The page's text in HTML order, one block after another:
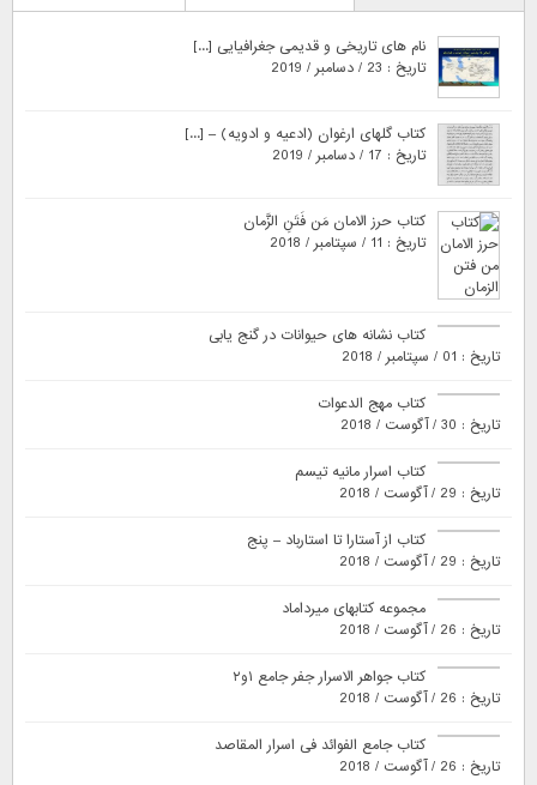
نام های تاریخی و قدیمی جغرافیایی [...]
تاریخ : 23 / دسامبر / 2019
کتاب گلهای ارغوان (ادعیه و ادویه) – [...]
تاریخ : 17 / دسامبر / 2019
کتاب حرز الامان مَن فَتَنِ الزَّمان
تاریخ : 11 / سپتامبر / 2018
کتاب نشانه های حیوانات در گنج یابی
تاریخ : 01 / سپتامبر / 2018
کتاب مهج الدعوات
تاریخ : 30 / آگوست / 2018
کتاب اسرار مانیه تیسم
تاریخ : 29 / آگوست / 2018
کتاب از آستارا تا استارباد – پنج
تاریخ : 29 / آگوست / 2018
مجموعه کتابهای میرداماد
تاریخ : 26 / آگوست / 2018
کتاب جواهر الاسرار جفر جامع ۱و۲
تاریخ : 26 / آگوست / 2018
کتاب جامع الفوائد فی اسرار المقاصد
تاریخ : 26 / آگوست / 2018